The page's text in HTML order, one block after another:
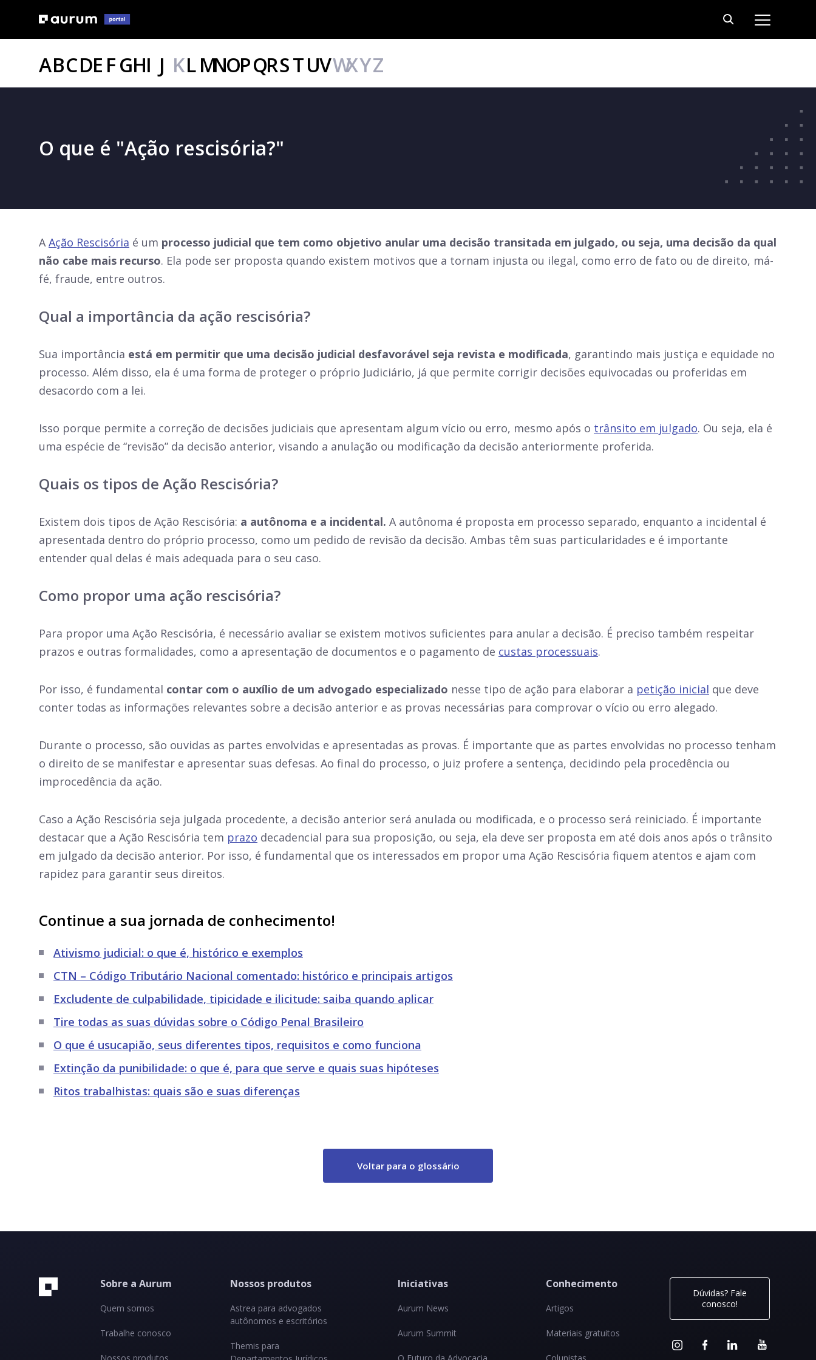
ABCDE FGHI J KLMNOPQRSTUVWXYZ
O que é "Ação rescisória?"
AAção Rescisória é um processo judicial que tem como objetivo anular uma decisão transitada em julgado, ou seja, uma decisão da qual
não cabe mais recurso. Ela pode ser proposta quando existem motivos que a tornam injusta ou ilegal, como erro de fato ou de direito, má-
fé, fraude, entre outros.
Qual a importância da ação rescisória?
Sua importância está em permitir que uma decisão judicial desfavorável seja revista e modificada, garantindo mais justiça e equidade no
processo. Além disso, ela é uma forma de proteger o próprio Judiciário, já que permite corrigir decisões equivocadas ou proferidas em
desacordo com a lei.
Isso porque permite a correção de decisões judiciais que apresentam algum vício ou erro, mesmo após o trânsito em julgado. Ou seja, ela é
uma espécie de “revisão” da decisão anterior, visando a anulação ou modificação da decisão anteriormente proferida.
Quais os tipos de Ação Rescisória?
Existem dois tipos de Ação Rescisória: a autônoma e a incidental. A autônoma é proposta em processo separado, enquanto a incidental é
apresentada dentro do próprio processo, como um pedido de revisão da decisão. Ambas têm suas particularidades e é importante
entender qual delas é mais adequada para o seu caso.
Como propor uma ação rescisória?
Para propor uma Ação Rescisória, é necessário avaliar se existem motivos suficientes para anular a decisão. É preciso também respeitar
prazos e outras formalidades, como a apresentação de documentos e o pagamento de custas processuais.
Por isso, é fundamental contar com o auxílio de um advogado especializado nesse tipo de ação para elaborar a petição inicial que deve
conter todas as informações relevantes sobre a decisão anterior e as provas necessárias para comprovar o vício ou erro alegado.
Durante o processo, são ouvidas as partes envolvidas e apresentadas as provas. É importante que as partes envolvidas no processo tenham
o direito de se manifestar e apresentar suas defesas. Ao final do processo, o juiz profere a sentença, decidindo pela procedência ou
improcedência da ação.
Caso a Ação Rescisória seja julgada procedente, a decisão anterior será anulada ou modificada, e o processo será reiniciado. É importante
destacar que a Ação Rescisória tem prazo decadencial para sua proposição, ou seja, ela deve ser proposta em até dois anos após o trânsito
em julgado da decisão anterior. Por isso, é fundamental que os interessados em propor uma Ação Rescisória fiquem atentos e ajam com
rapidez para garantir seus direitos.
Continue a sua jornada de conhecimento!
Ativismo judicial: o que é, histórico e exemplos
CTN – Código Tributário Nacional comentado: histórico e principais artigos
Excludente de culpabilidade, tipicidade e ilicitude: saiba quando aplicar
Tire todas as suas dúvidas sobre o Código Penal Brasileiro
O que é usucapião, seus diferentes tipos, requisitos e como funciona
Extinção da punibilidade: o que é, para que serve e quais suas hipóteses
Ritos trabalhistas: quais são e suas diferenças
Voltar para o glossário
Sobre a Aurum
Quem somos
Trabalhe conosco
Nossos produtos
Astrea para advogados
autônomos e escritórios
Themis para
Iniciativas
Aurum News
Aurum Summit
Conhecimento
Artigos
Materiais gratuitos
Dúvidas? Fale
conosco!